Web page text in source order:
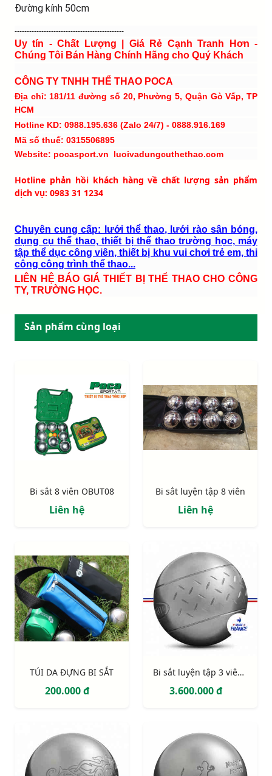
Đường kính 50cm
---------------------------------------------
Uy tín - Chất Lượng | Giá Rẻ Cạnh Tranh Hơn -
Chúng Tôi Bán Hàng Chính Hãng cho Quý Khách
CÔNG TY TNHH THỂ THAO POCA
Địa chỉ: 181/11 đường số 20, Phường 5, Quận Gò Vấp, TP
HCM
Hotline KD: 0988.195.636 (Zalo 24/7) - 0888.916.169
Mã số thuế: 0315506895
Website: pocasport.vn luoivadungcuthethao.com
Hotline phản hồi khách hàng về chất lượng sản phẩm
dịch vụ: 0983 31 1234
Chuyên cung cấp: lưới thể thao, lưới rào sân bóng,
dụng cụ thể thao, thiết bị thể thao trường học, máy
tập thể dục công viên, thiết bị khu vui chơi trẻ em, thi
công công trình thể thao...
LIÊN HỆ BÁO GIÁ THIẾT BỊ THỂ THAO CHO CÔNG
TY, TRƯỜNG HỌC.
Sản phẩm cùng loại
Bi sắt 8 viên OBUT08
Liên hệ
Bi sắt luyện tập 8 viên
Liên hệ
TÚI DA ĐỰNG BI SẮT
200.000 đ
Bi sắt luyện tập 3 viên Obut Chevron
3.600.000 đ